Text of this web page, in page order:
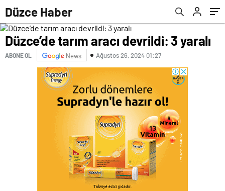
Düzce Haber
Düzce’de tarım aracı devrildi: 3 yaralı
ABONE OL News Ağustos 26, 2024 01:27